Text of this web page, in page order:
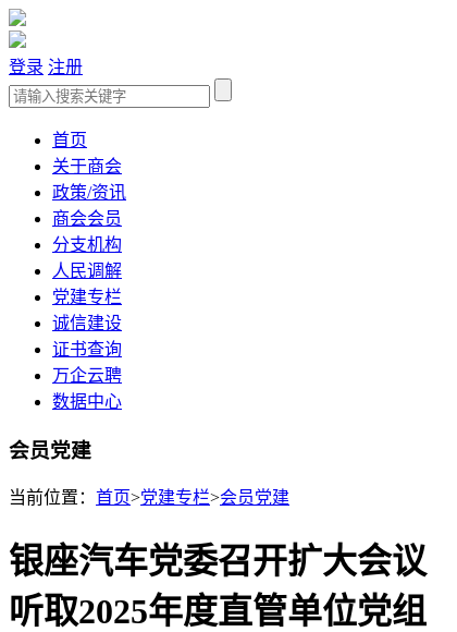
登录 注册
首页
关于商会
政策/资讯
商会会员
分支机构
人民调解
党建专栏
诚信建设
证书查询
万企云聘
数据中心
会员党建
当前位置： 首页>党建专栏>会员党建
银座汽车党委召开扩大会议
听取2025年度直管单位党组